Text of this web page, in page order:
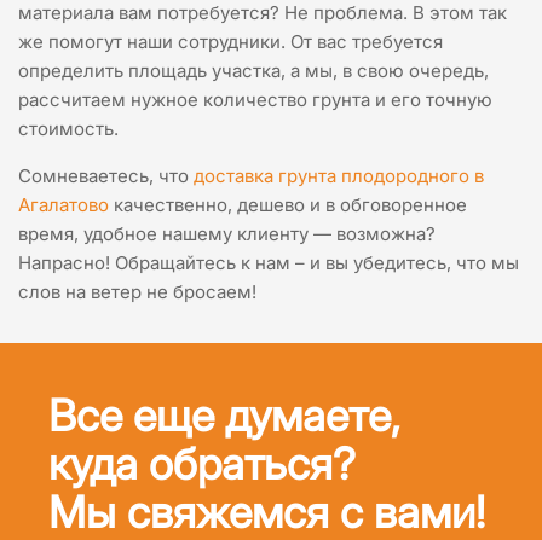
материала вам потребуется? Не проблема. В этом так
же помогут наши сотрудники. От вас требуется
определить площадь участка, а мы, в свою очередь,
рассчитаем нужное количество грунта и его точную
стоимость.
Сомневаетесь, что доставка грунта плодородного в
Агалатово качественно, дешево и в обговоренное
время, удобное нашему клиенту — возможна?
Напрасно! Обращайтесь к нам – и вы убедитесь, что мы
слов на ветер не бросаем!
Все еще думаете,
куда обраться?
Мы свяжемся с вами!